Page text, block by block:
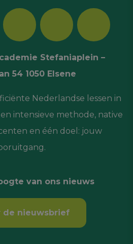
Stefaniaplein –
54 1050 Elsene
Nederlandse lessen in
intensieve methode, native
en één doel: jouw
van ons nieuws
de nieuwsbrief